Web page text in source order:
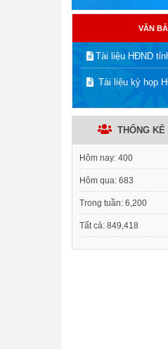
VĂN
Tài liệu HĐND
Tài liệu kỳ họp
THỐNG KÊ
Hôm nay: 400
Hôm qua: 683
Trong tuần: 6,200
Tất cả: 849,418